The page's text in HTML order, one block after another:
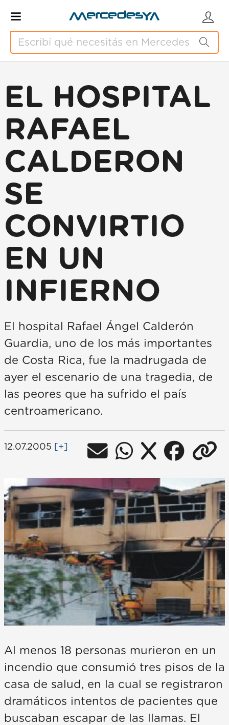
EL HOSPITAL
RAFAEL
CALDERON
SE
CONVIRTIO
EN UN
INFIERNO
El hospital Rafael Ángel Calderón
Guardia, uno de los más importantes
de Costa Rica, fue la madrugada de
ayer el escenario de una tragedia, de
las peores que ha sufrido el país
centroamericano.
12.07.2005 [+]
Al menos 18 personas murieron en un
incendio que consumió tres pisos de la
casa de salud, en la cual se registraron
dramáticos intentos de pacientes que
buscaban escapar de las llamas. El